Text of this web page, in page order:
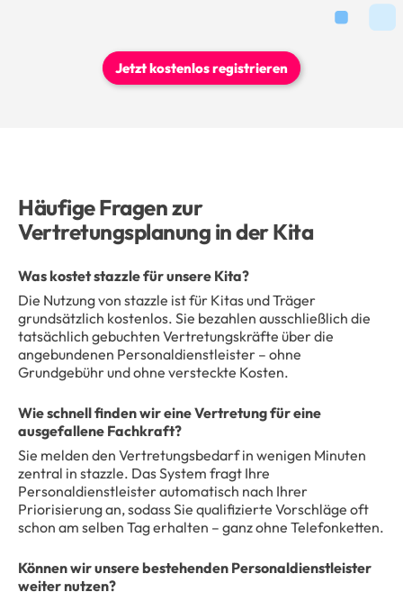
Jetzt kostenlos registrieren
Häufige Fragen zur
Vertretungsplanung in der Kita
Was kostet stazzle für unsere Kita?
Die Nutzung von stazzle ist für Kitas und Träger
grundsätzlich kostenlos. Sie bezahlen ausschließlich die
tatsächlich gebuchten Vertretungskräfte über die
angebundenen Personaldienstleister – ohne
Grundgebühr und ohne versteckte Kosten.
Wie schnell finden wir eine Vertretung für eine
ausgefallene Fachkraft?
Sie melden den Vertretungsbedarf in wenigen Minuten
zentral in stazzle. Das System fragt Ihre
Personaldienstleister automatisch nach Ihrer
Priorisierung an, sodass Sie qualifizierte Vorschläge oft
schon am selben Tag erhalten – ganz ohne Telefonketten.
Können wir unsere bestehenden Personaldienstleister
weiter nutzen?